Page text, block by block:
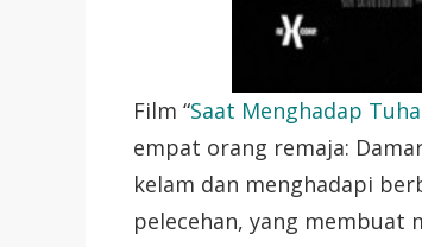
Film “Saat Menghadap
empat orang remaja:
kelam dan menghadapi
pelecehan, yang membuat